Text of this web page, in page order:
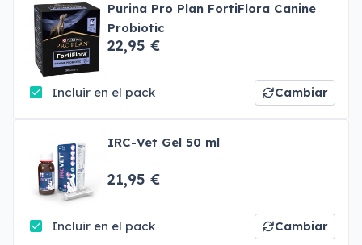
Purina Pro Plan FortiFlora Canine
Probiotic
22,95 €
Incluir en el pack Cambiar
IRC-Vet Gel 50 ml
21,95 €
Incluir en el pack Cambiar